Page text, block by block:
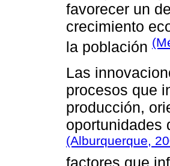
favorecer un
crecimiento
la población
Las
procesos que
producción,
oportunidades
(Alburquerque,
factores que